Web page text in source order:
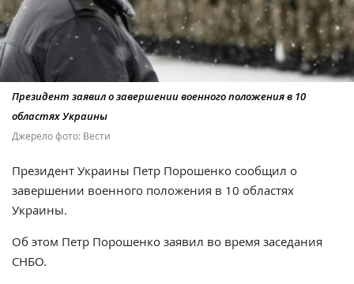
Президент заявил о завершении военного положения в 10
областях Украины
Джерело фото: Вести
Президент Украины Петр Порошенко сообщил о
завершении военного положения в 10 областях
Украины.
Об этом Петр Порошенко заявил во время заседания
СНБО.